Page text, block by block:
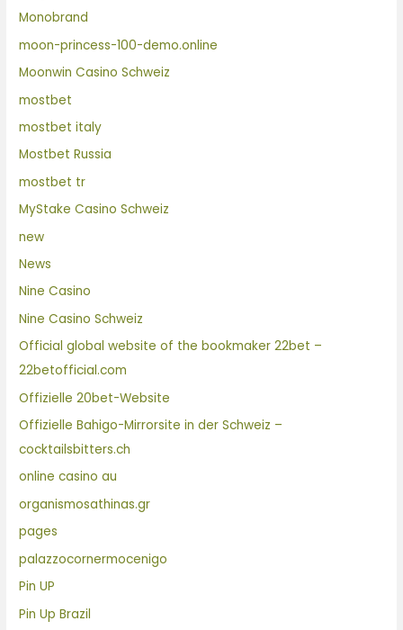
Monobrand
moon-princess-100-demo.online
Moonwin Casino Schweiz
mostbet
mostbet italy
Mostbet Russia
mostbet tr
MyStake Casino Schweiz
new
News
Nine Casino
Nine Casino Schweiz
Official global website of the bookmaker 22bet –
22betofficial.com
Offizielle 20bet-Website
Offizielle Bahigo-Mirrorsite in der Schweiz –
cocktailsbitters.ch
online casino au
organismosathinas.gr
pages
palazzocornermocenigo
Pin UP
Pin Up Brazil